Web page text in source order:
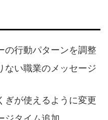
の行動パターンを調整
ない職業のメッセージ
ぎが使えるように変更